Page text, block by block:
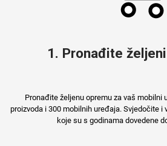
1. Pronađite
Pronađite željenu opremu za vaš mobilni
proizvoda i 300 mobilnih uređaja. Svjedočite i
koje su s godinama dovedene